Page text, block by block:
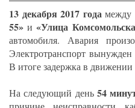
13 декабря 2017 года между
55» и«Улица
автомобиля. Авария
Электротранспорт
В итоге задержка в движении
На следующий день 54